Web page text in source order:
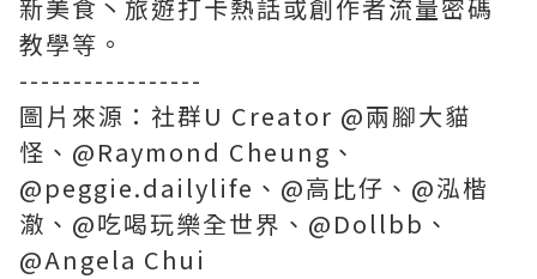
新美食丶旅遊打卡熱話或創作者流量密碼
教學等。
-----------------
圖片來源：社群U Creator @兩腳大貓
怪、@Raymond Cheung、
@peggie.dailylife、@高比仔、@泓楷
澈、@吃喝玩樂全世界、@Dollbb、
@Angela Chui